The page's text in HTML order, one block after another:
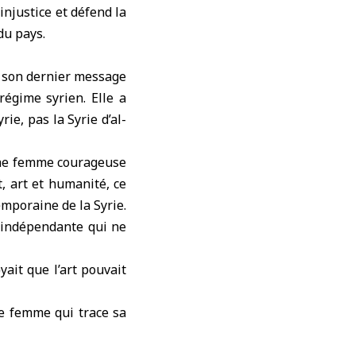
et défend la
pays.
dernier message
syrien. Elle a
pas la Syrie d’al-
femme courageuse
art et humanité, ce
de la Syrie.
qui ne
que l’art pouvait
femme qui trace sa